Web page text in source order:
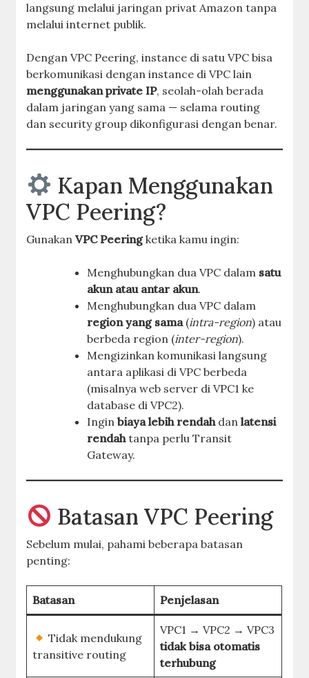
langsung melalui jaringan privat Amazon tanpa
melalui internet publik.
Dengan VPC Peering, instance di satu VPC bisa
berkomunikasi dengan instance di VPC lain
menggunakan private IP, seolah-olah berada
dalam jaringan yang sama — selama routing
dan security group dikonfigurasi dengan benar.
Kapan Menggunakan
VPC Peering?
GunakanVPC Peeringketika kamu ingin:
Menghubungkan dua VPC dalam satu
akun atau antar akun.
Menghubungkan dua VPC dalam
region yang sama(intra-region) atau
berbeda region (inter-region).
Mengizinkan komunikasi langsung
antara aplikasi di VPC berbeda
(misalnya web server di VPC1 ke
database di VPC2).
Inginbiaya lebih rendahdanlatensi
rendahtanpa perlu Transit
Gateway.
Batasan VPC Peering
Sebelum mulai, pahami beberapa batasan
penting:
Batasan Penjelasan
Tidak mendukung
transitive routing
VPC1 → VPC2 → VPC3
tidak bisa otomatis
terhubung